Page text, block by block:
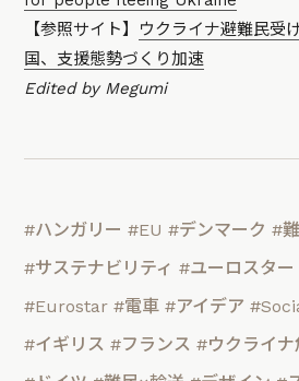
【参照サイト】 ウクライナ避難民
国、支援態勢づくり加速
Edited by Megumi
#ハンガリー #EU #デンマーク #
#サステナビリティ #ユーロスター
#Eurostar #電車 #アイデア
#イギリス #フランス #ウクライナ